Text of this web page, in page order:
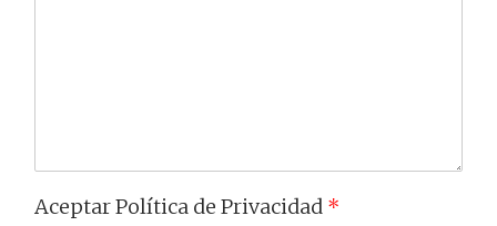
Aceptar Política de Privacidad *